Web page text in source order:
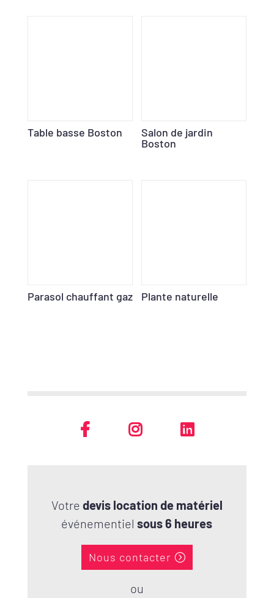
Table basse Boston
Salon de jardin
Boston
Parasol chauffant gaz Plante naturelle
Votre devis location de matériel
événementielsous 6 heures
Nous contacter
ou